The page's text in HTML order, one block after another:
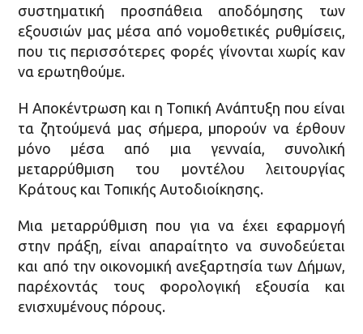
συστηµατική προσπάθεια αποδόµησης των
εξουσιών µας µέσα από νοµοθετικές ρυθµίσεις,
που τις περισσότερες φορές γίνονται χωρίς καν
να ερωτηθούµε.
Η Αποκέντρωση και η Τοπική Ανάπτυξη που είναι
τα ζητούµενά µας σήµερα, µπορούν να έρθουν
µόνο µέσα από µια γενναία, συνολική
µεταρρύθµιση του µοντέλου λειτουργίας
Κράτους και Τοπικής Αυτοδιοίκησης.
Μια µεταρρύθµιση που για να έχει εφαρµογή
στην πράξη, είναι απαραίτητο να συνοδεύεται
και από την οικονοµική ανεξαρτησία των Δήµων,
παρέχοντάς τους φορολογική εξουσία και
ενισχυµένους πόρους.